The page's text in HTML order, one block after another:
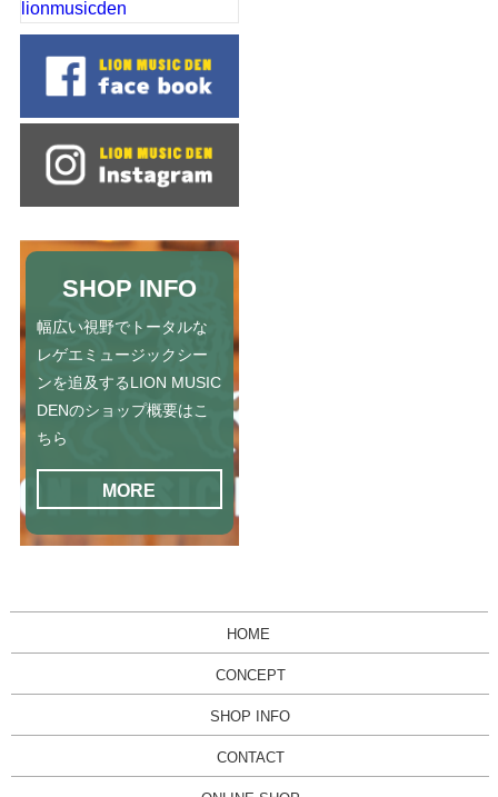
lionmusicden
SHOP INFO
幅広い視野でトータルな
レゲエミュージックシー
ンを追及するLION MUSIC
DENのショップ概要はこ
ちら
MORE
HOME
CONCEPT
SHOP INFO
CONTACT